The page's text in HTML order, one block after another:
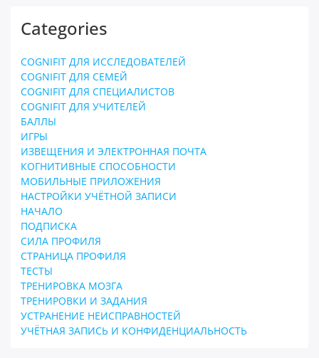
Categories
COGNIFIT ДЛЯ ИССЛЕДОВАТЕЛЕЙ
COGNIFIT ДЛЯ СЕМЕЙ
COGNIFIT ДЛЯ СПЕЦИАЛИСТОВ
COGNIFIT ДЛЯ УЧИТЕЛЕЙ
БАЛЛЫ
ИГРЫ
ИЗВЕЩЕНИЯ И ЭЛЕКТРОННАЯ ПОЧТА
КОГНИТИВНЫЕ СПОСОБНОСТИ
МОБИЛЬНЫЕ ПРИЛОЖЕНИЯ
НАСТРОЙКИ УЧЁТНОЙ ЗАПИСИ
НАЧАЛО
ПОДПИСКА
СИЛА ПРОФИЛЯ
СТРАНИЦА ПРОФИЛЯ
ТЕСТЫ
ТРЕНИРОВКА МОЗГА
ТРЕНИРОВКИ И ЗАДАНИЯ
УСТРАНЕНИЕ НЕИСПРАВНОСТЕЙ
УЧЁТНАЯ ЗАПИСЬ И КОНФИДЕНЦИАЛЬНОСТЬ